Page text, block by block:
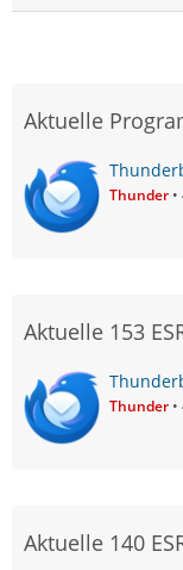
Aktuelle
Thunder
Aktuelle 153
Thunder
Aktuelle 140